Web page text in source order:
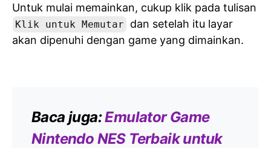
Untuk mulai memainkan, cukup klik pada tulisan
Klik untuk Memutar
dan setelah itu layar
akan dipenuhi dengan game yang dimainkan.
Baca juga:Emulator Game
Nintendo NES Terbaik untuk